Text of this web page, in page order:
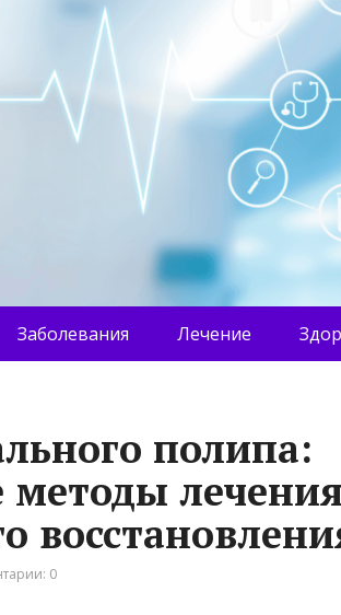
Заболевания Лечение
полипа:
0